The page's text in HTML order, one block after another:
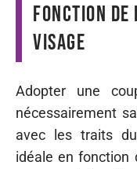
fonction de
visage
Adopter une
nécessairement
avec les traits
idéale en fonction